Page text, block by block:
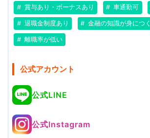
賞与あり・ボーナスあり 車通勤可
退職金制度あり 金融の知識が身につく
離職率が低い
公式アカウント
公式LINE
公式Instagram